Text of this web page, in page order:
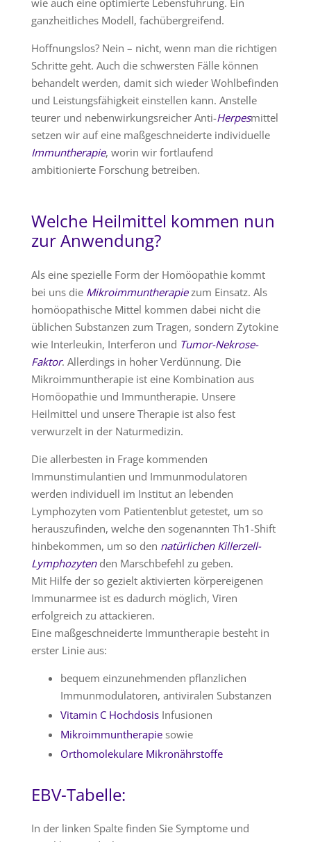
wie auch eine optimierte Lebensführung. Ein
ganzheitliches Modell, fachübergreifend.
Hoffnungslos? Nein – nicht, wenn man die richtigen
Schritte geht. Auch die schwersten Fälle können
behandelt werden, damit sich wieder Wohlbefinden
und Leistungsfähigkeit einstellen kann. Anstelle
teurer und nebenwirkungsreicher Anti-Herpesmittel
setzen wir auf eine maßgeschneiderte individuelle
Immuntherapie, worin wir fortlaufend
ambitionierte Forschung betreiben.
Welche Heilmittel kommen nun
zur Anwendung?
Als eine spezielle Form der Homöopathie kommt
bei uns die Mikroimmuntherapiezum Einsatz. Als
homöopathische Mittel kommen dabei nicht die
üblichen Substanzen zum Tragen, sondern Zytokine
wie Interleukin, Interferon und Tumor-Nekrose-
Faktor. Allerdings in hoher Verdünnung. Die
Mikroimmuntherapie ist eine Kombination aus
Homöopathie und Immuntherapie. Unsere
Heilmittel und unsere Therapie ist also fest
verwurzelt in der Naturmedizin.
Die allerbesten in Frage kommenden
Immunstimulantien und Immunmodulatoren
werden individuell im Institut an lebenden
Lymphozyten vom Patientenblut getestet, um so
herauszufinden, welche den sogenannten Th1-Shift
hinbekommen, um so den natürlichen Killerzell-
Lymphozytenden Marschbefehl zu geben.
Mit Hilfe der so gezielt aktivierten körpereigenen
Immunarmee ist es dadurch möglich, Viren
erfolgreich zu attackieren.
Eine maßgeschneiderte Immuntherapie besteht in
erster Linie aus:
bequem einzunehmenden pflanzlichen
Immunmodulatoren, antiviralen Substanzen
Vitamin C Hochdosis Infusionen
Mikroimmuntherapie sowie
Orthomolekulare Mikronährstoffe
EBV-Tabelle:
In der linken Spalte finden Sie Symptome und